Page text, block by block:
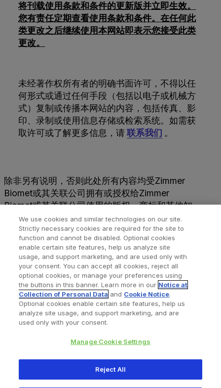
将刊载使用条款和条件的更新版并立即生效。
您有责任定期查看使用条款和条件。在任何此
类更改之后继续使用本网站即表示您接受此类
更改。
未经著作权所有者的明确书面许可，不得以任
何形式或通过任何手段（包括以电子或机械方
式）复制或传播本网站的内容，包括传真、影
印、录制或使用信息存储或检索系统。如需获
取许可或了解更多信息，请 联系我们 。
除非另有说明，否则此处所有内容均受Zimmer
Biomet或其关联公司拥有或授权给Zimmer
Biomet或其关联公司使用的版权，商标和其他知
识产权（如果适用）保护，并且在未经授权的情况
下，不得全部或部分重新分发，复制或披露所有内
容。表示获得捷迈邦美的书面同意
隐私声明 法律声明 Cookie声明
联系电话:021-22115199 公司地址:上海市长宁区娄山关路555号长房国际广
We use cookies and similar technologies on our site.
Strictly necessary cookies are required for the site to
function and cannot be disabled. Optional cookies
enable certain site features, help us analyze site
usage, and support marketing, and are used only with
your consent. You can accept all cookies, reject all
optional cookies, or manage your preferences using
the buttons in this banner. Learn more in our Notice at
Collection of Personal Data and Cookie Notice.
Optional cookies enable certain site features, help us
analyze site usage, and support marketing, and are
used only with your consent.
Manage Cookie Settings
Reject All